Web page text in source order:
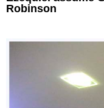
Robinson